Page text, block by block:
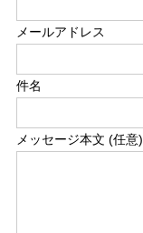
メールアドレス
件名
メッセージ本文 (任意)